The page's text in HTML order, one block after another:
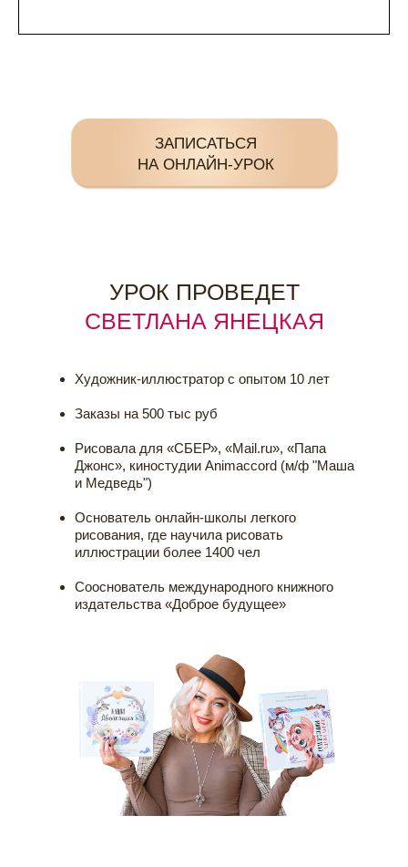
ЗАПИСАТЬСЯ
НА ОНЛАЙН-УРОК
Художник-иллюстратор с опытом 10 лет
Заказы на 500 тыс руб
Рисовала для «СБЕР», «Mail.ru», «Папа
Джонс», киностудии Animaccord (м/ф "Маша
и Медведь")
Основатель онлайн-школы легкого
рисования, где научила рисовать
иллюстрации более 1400 чел
Сооcнователь международного книжного
издательства «Доброе будущее»
УРОК ПРОВЕДЕТ
СВЕТЛАНА ЯНЕЦКАЯ